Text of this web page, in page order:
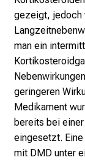
gezeigt, jedoch
man ein
geringeren
Medikament
bereits bei
eingesetzt.
mit DMD unter